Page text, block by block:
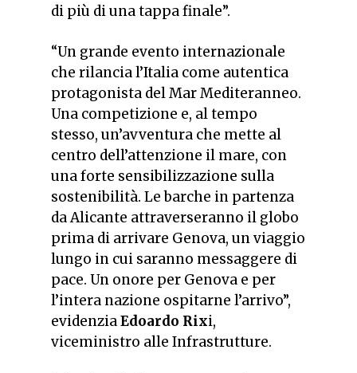
di più di una tappa finale”.
“Un grande evento internazionale
che rilancia l’Italia come autentica
protagonista del Mar Mediteranneo.
Una competizione e, al tempo
stesso, un’avventura che mette al
centro dell’attenzione il mare, con
una forte sensibilizzazione sulla
sostenibilità. Le barche in partenza
da Alicante attraverseranno il globo
prima di arrivare Genova, un viaggio
lungo in cui saranno messaggere di
pace. Un onore per Genova e per
l’intera nazione ospitarne l’arrivo”,
evidenziaEdoardo Rixi,
viceministro alle Infrastrutture.